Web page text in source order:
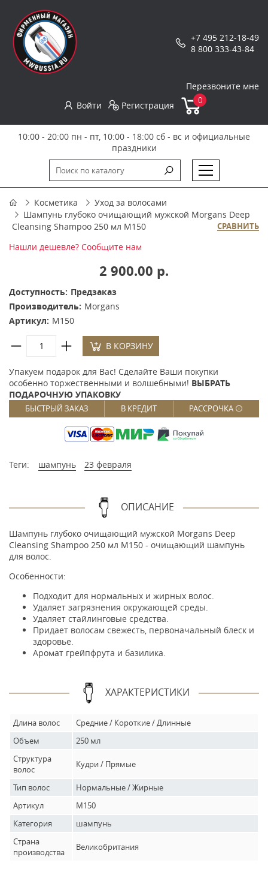
+7 495 212-18-49
8 800 333-43-84
Перезвоните мне
Войти
Регистрация 0
10:00 - 20:00 пн - пт, 10:00 - 18:00 сб - вс и официальные
праздники
Косметика
Уход за волосами
Шампунь глубоко очищающий мужской Morgans Deep
Cleansing Shampoo 250 мл M150
СРАВНИТЬ
Нашли дешевле? Сообщите нам
2 900.00 р.
Доступность: Предзаказ
Производитель: Morgans
Артикул: M150
В КОРЗИНУ
Упакуем подарок для Вас! Сделайте Ваши покупки
особенно торжественными и волшебными! ВЫБРАТЬ
ПОДАРОЧНУЮ УПАКОВКУ
БЫСТРЫЙ ЗАКАЗ В КРЕДИТ РАССРОЧКА
Теги: шампунь 23 февраля
ОПИСАНИЕ
Шампунь глубоко очищающий мужской Morgans Deep
Cleansing Shampoo 250 мл M150 - очищающий шампунь
для волос.
Особенности:
Подходит для нормальных и жирных волос.
Удаляет загрязнения окружающей среды.
Удаляет стайлинговые средства.
Придает волосам свежесть, первоначальный блеск и
здоровье.
Аромат грейпфрута и базилика.
ХАРАКТЕРИСТИКИ
Длина волос
Средние / Короткие / Длинные
Объем
250 мл
Структура
волос
Кудри / Прямые
Тип волос
Нормальные / Жирные
Артикул
M150
Категория
шампунь
Страна
производства
Великобритания